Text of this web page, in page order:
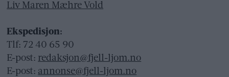
Liv Maren Mæhre Vold
Ekspedisjon:
Tlf: 72 40 65 90
E-post: redaksjon@fjell-ljom.no
E-post: annonse@fjell-ljom.no